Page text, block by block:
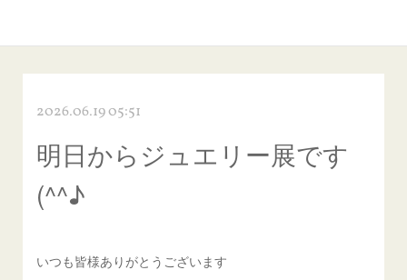
2026.06.19 05:51
明日からジュエリー展です
(^^♪
いつも皆様ありがとうございます